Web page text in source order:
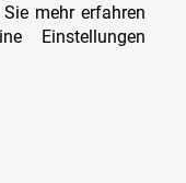
mehr erfahren
Einstellungen